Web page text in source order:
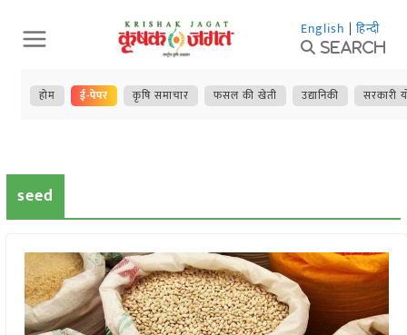
Skip
to
content
English | हिन्दी
Search
होम ई-पेपर कृषि समाचार फसल की खेती उद्यानिकी सरकारी
seed